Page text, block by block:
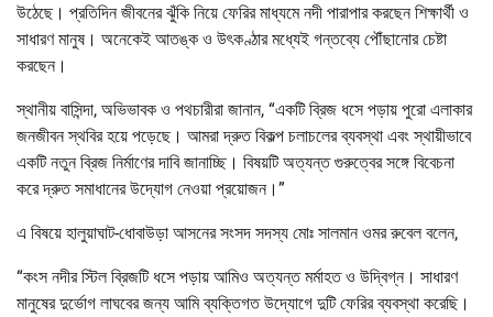
উঠেছে। প্রতিদিন জীবনের ঝুঁকি নিয়ে ফেরির মাধ্যমে নদী পারাপার করছেন শিক্ষার্থী ও
সাধারণ মানুষ। অনেকেই আতঙ্ক ও উৎকণ্ঠার মধ্যেই গন্তব্যে পৌঁছানোর চেষ্টা
করছেন।
স্থানীয় বাসিন্দা, অভিভাবক ও পথচারীরা জানান, “একটি ব্রিজ ধসে পড়ায় পুরো এলাকার
জনজীবন স্থবির হয়ে পড়েছে। আমরা দ্রুত বিকল্প চলাচলের ব্যবস্থা এবং স্থায়ীভাবে
একটি নতুন ব্রিজ নির্মাণের দাবি জানাচ্ছি। বিষয়টি অত্যন্ত গুরুত্বের সঙ্গে বিবেচনা
করে দ্রুত সমাধানের উদ্যোগ নেওয়া প্রয়োজন।”
এ বিষয়ে হালুয়াঘাট-ধোবাউড়া আসনের সংসদ সদস্য মোঃ সালমান ওমর রুবেল বলেন,
“কংস নদীর স্টিল ব্রিজটি ধসে পড়ায় আমিও অত্যন্ত মর্মাহত ও উদ্বিগ্ন। সাধারণ
মানুষের দুর্ভোগ লাঘবের জন্য আমি ব্যক্তিগত উদ্যোগে দুটি ফেরির ব্যবস্থা করেছি।